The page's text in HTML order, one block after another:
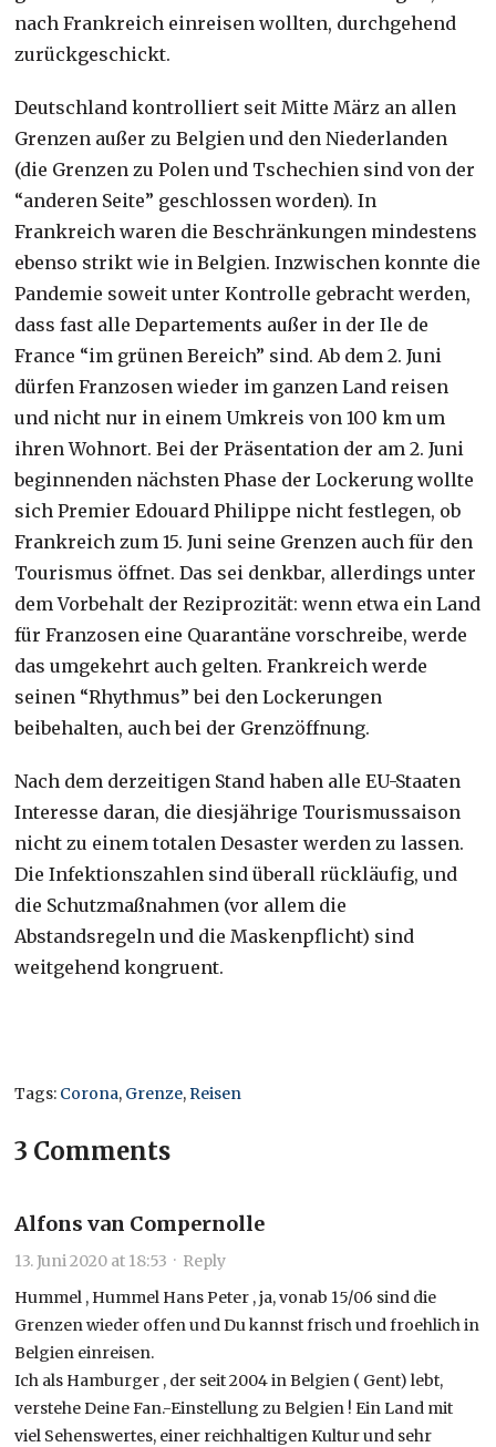
nach Frankreich einreisen wollten, durchgehend
zurückgeschickt.
Deutschland kontrolliert seit Mitte März an allen
Grenzen außer zu Belgien und den Niederlanden
(die Grenzen zu Polen und Tschechien sind von der
“anderen Seite” geschlossen worden). In
Frankreich waren die Beschränkungen mindestens
ebenso strikt wie in Belgien. Inzwischen konnte die
Pandemie soweit unter Kontrolle gebracht werden,
dass fast alle Departements außer in der Ile de
France “im grünen Bereich” sind. Ab dem 2. Juni
dürfen Franzosen wieder im ganzen Land reisen
und nicht nur in einem Umkreis von 100 km um
ihren Wohnort. Bei der Präsentation der am 2. Juni
beginnenden nächsten Phase der Lockerung wollte
sich Premier Edouard Philippe nicht festlegen, ob
Frankreich zum 15. Juni seine Grenzen auch für den
Tourismus öffnet. Das sei denkbar, allerdings unter
dem Vorbehalt der Reziprozität: wenn etwa ein Land
für Franzosen eine Quarantäne vorschreibe, werde
das umgekehrt auch gelten. Frankreich werde
seinen “Rhythmus” bei den Lockerungen
beibehalten, auch bei der Grenzöffnung.
Nach dem derzeitigen Stand haben alle EU-Staaten
Interesse daran, die diesjährige Tourismussaison
nicht zu einem totalen Desaster werden zu lassen.
Die Infektionszahlen sind überall rückläufig, und
die Schutzmaßnahmen (vor allem die
Abstandsregeln und die Maskenpflicht) sind
weitgehend kongruent.
Tags: Corona, Grenze,Reisen
3 Comments
Alfons van Compernolle
13. Juni 2020 at 18:53 · Reply
Hummel , Hummel Hans Peter , ja, vonab 15/06 sind die
Grenzen wieder offen und Du kannst frisch und froehlich in
Belgien einreisen.
Ich als Hamburger , der seit 2004 in Belgien ( Gent) lebt,
verstehe Deine Fan.-Einstellung zu Belgien ! Ein Land mit
viel Sehenswertes, einer reichhaltigen Kultur und sehr